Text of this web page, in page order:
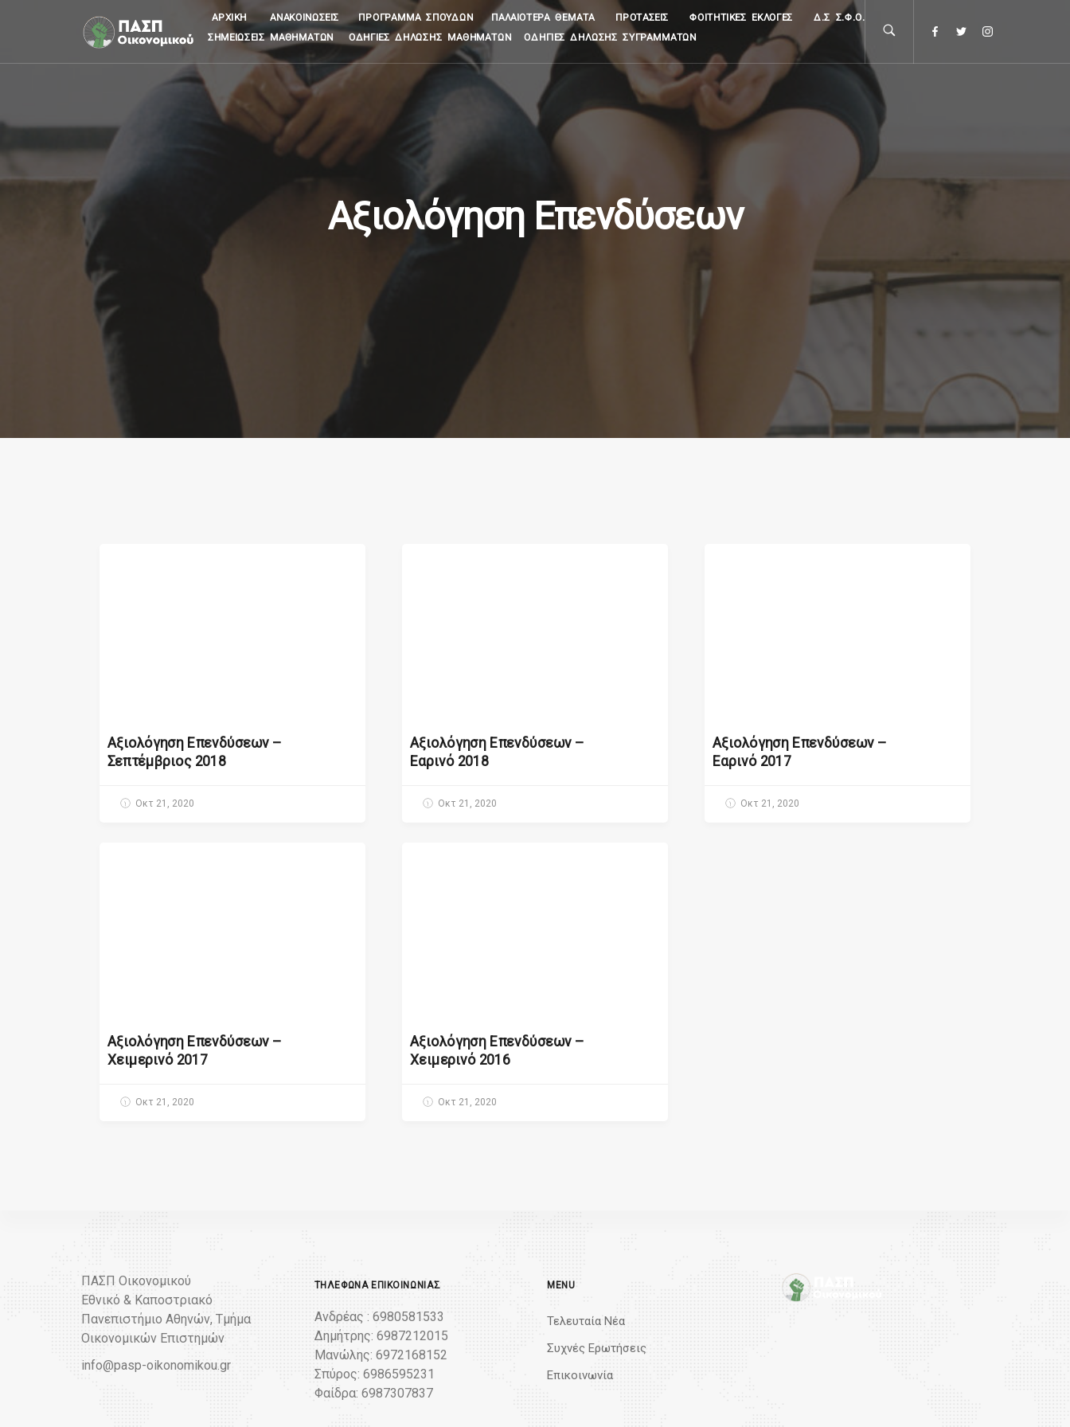
ΑΡΧΙΚΉ ΑΝΑΚΟΙΝΏΣΕΙΣ ΠΡΌΓΡΑΜΜΑ ΣΠΟΥΔΏΝ ΠΑΛΑΙΌΤΕΡΑ ΘΈΜΑΤΑ ΠΡΟΤΆΣΕΙΣ ΦΟΙΤΗΤΙΚΈΣ ΕΚΛΟΓΈΣ Δ.Σ Σ.Φ.Ο.
ΣΗΜΕΙΏΣΕΙΣ ΜΑΘΗΜΆΤΩΝ ΟΔΗΓΊΕΣ ΔΉΛΩΣΗΣ ΜΑΘΗΜΆΤΩΝ ΟΔΗΓΊΕΣ ΔΉΛΩΣΗΣ ΣΥΓΡΑΜΜΆΤΩΝ
Αξιολόγηση Επενδύσεων
Αξιολόγηση Επενδύσεων –
Σεπτέμβριος 2018
Οκτ 21, 2020
Αξιολόγηση Επενδύσεων –
Εαρινό 2018
Οκτ 21, 2020
Αξιολόγηση Επενδύσεων –
Εαρινό 2017
Οκτ 21, 2020
Αξιολόγηση Επενδύσεων –
Χειμερινό 2017
Οκτ 21, 2020
Αξιολόγηση Επενδύσεων –
Χειμερινό 2016
Οκτ 21, 2020
ΠΑΣΠ Οικονομικού
Εθνικό & Καποστριακό
Πανεπιστήμιο Αθηνών, Τμήμα
Οικονομικών Επιστημών
info@pasp-oikonomikou.gr
ΤΗΛΈΦΩΝΑ ΕΠΙΚΟΙΝΩΝΊΑΣ
Ανδρέας : 6980581533
Δημήτρης: 6987212015
Μανώλης: 6972168152
Σπύρος: 6986595231
Φαίδρα: 6987307837
MENU
Τελευταία Νέα
Συχνές Ερωτήσεις
Επικοινωνία